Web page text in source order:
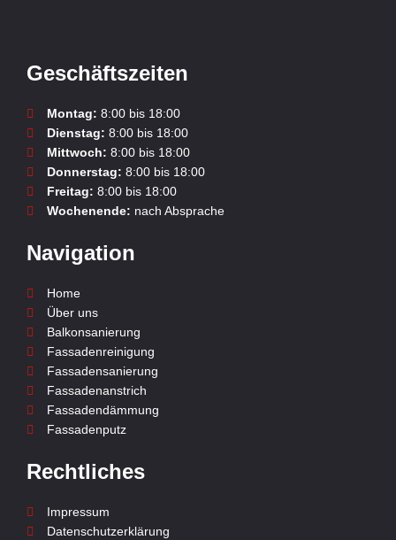
Geschäftszeiten
Montag: 8:00 bis 18:00
Dienstag: 8:00 bis 18:00
Mittwoch: 8:00 bis 18:00
Donnerstag: 8:00 bis 18:00
Freitag: 8:00 bis 18:00
Wochenende: nach Absprache
Navigation
Home
Über uns
Balkonsanierung
Fassadenreinigung
Fassadensanierung
Fassadenanstrich
Fassadendämmung
Fassadenputz
Rechtliches
Impressum
Datenschutzerklärung